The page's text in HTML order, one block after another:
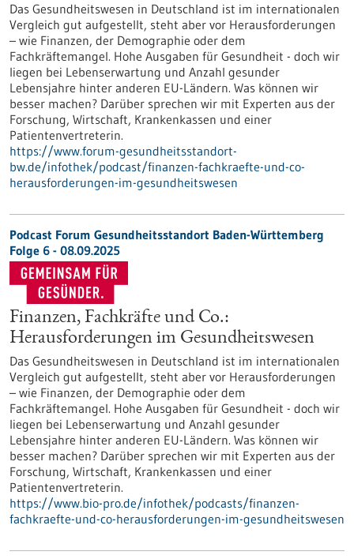
Das Gesundheitswesen in Deutschland ist im internationalen
Vergleich gut aufgestellt, steht aber vor Herausforderungen
– wie Finanzen, der Demographie oder dem
Fachkräftemangel. Hohe Ausgaben für Gesundheit - doch wir
liegen bei Lebenserwartung und Anzahl gesunder
Lebensjahre hinter anderen EU-Ländern. Was können wir
besser machen? Darüber sprechen wir mit Experten aus der
Forschung, Wirtschaft, Krankenkassen und einer
Patientenvertreterin.
https://www.forum-gesundheitsstandort-
bw.de/infothek/podcast/finanzen-fachkraefte-und-co-
herausforderungen-im-gesundheitswesen
Podcast Forum Gesundheitsstandort Baden-Württemberg
Folge 6 - 08.09.2025
Finanzen, Fachkräfte und Co.:
Herausforderungen im Gesundheitswesen
Das Gesundheitswesen in Deutschland ist im internationalen
Vergleich gut aufgestellt, steht aber vor Herausforderungen
– wie Finanzen, der Demographie oder dem
Fachkräftemangel. Hohe Ausgaben für Gesundheit - doch wir
liegen bei Lebenserwartung und Anzahl gesunder
Lebensjahre hinter anderen EU-Ländern. Was können wir
besser machen? Darüber sprechen wir mit Experten aus der
Forschung, Wirtschaft, Krankenkassen und einer
Patientenvertreterin.
https://www.bio-pro.de/infothek/podcasts/finanzen-
fachkraefte-und-co-herausforderungen-im-gesundheitswesen